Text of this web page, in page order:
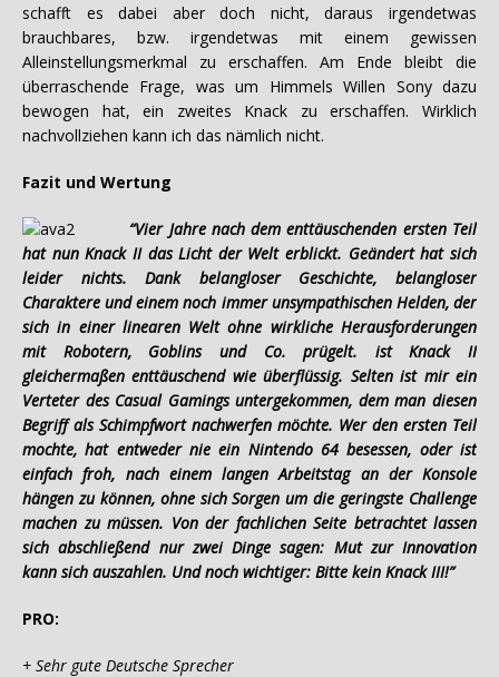
schafft es dabei aber doch nicht, daraus irgendetwas
brauchbares, bzw. irgendetwas mit einem gewissen
Alleinstellungsmerkmal zu erschaffen. Am Ende bleibt die
überraschende Frage, was um Himmels Willen Sony dazu
bewogen hat, ein zweites Knack zu erschaffen. Wirklich
nachvollziehen kann ich das nämlich nicht.
Fazit und Wertung
“Vier Jahre nach dem enttäuschenden ersten Teil
hat nun Knack II das Licht der Welt erblickt. Geändert hat sich
leider nichts. Dank belangloser Geschichte, belangloser
Charaktere und einem noch immer unsympathischen Helden, der
sich in einer linearen Welt ohne wirkliche Herausforderungen
mit Robotern, Goblins und Co. prügelt. ist Knack II
gleichermaßen enttäuschend wie überflüssig. Selten ist mir ein
Verteter des Casual Gamings untergekommen, dem man diesen
Begriff als Schimpfwort nachwerfen möchte. Wer den ersten Teil
mochte, hat entweder nie ein Nintendo 64 besessen, oder ist
einfach froh, nach einem langen Arbeitstag an der Konsole
hängen zu können, ohne sich Sorgen um die geringste Challenge
machen zu müssen. Von der fachlichen Seite betrachtet lassen
sich abschließend nur zwei Dinge sagen: Mut zur Innovation
kann sich auszahlen. Und noch wichtiger: Bitte kein Knack III!”
PRO:
+ Sehr gute Deutsche Sprecher